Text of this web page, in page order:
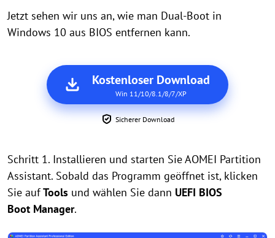
Jetzt sehen wir uns an, wie man Dual-Boot in
Windows 10 aus BIOS entfernen kann.
Kostenloser Download
Win 11/10/8.1/8/7/XP
Sicherer Download
Schritt 1. Installieren und starten Sie AOMEI Partition
Assistant. Sobald das Programm geöffnet ist, klicken
Sie aufTools und wählen Sie dann UEFI BIOS
Boot Manager.